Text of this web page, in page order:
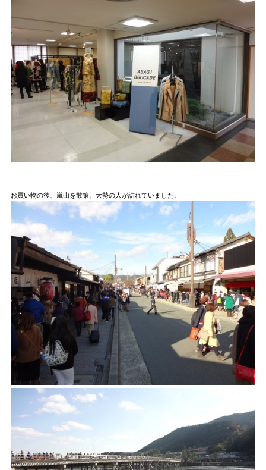
お買い物の後、嵐山を散策。大勢の人が訪れていました。